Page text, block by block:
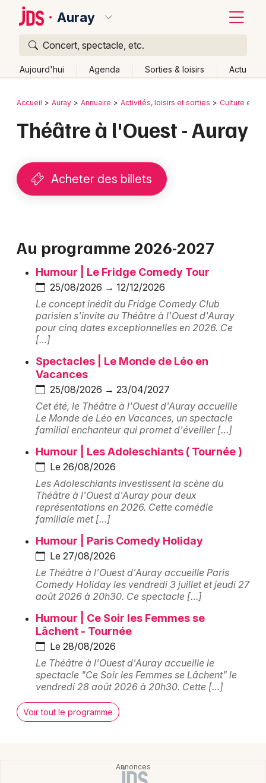
Auray
Concert, spectacle, etc.
Aujourd'hui Agenda Sorties & loisirs Actu
Publier un événement
Grands événements
Spectacles
Concerts
Sports
Soirées
Sorties famille
Expos
Sorties & loisirs
Salle de concert, spectacle en Bretagne
Newsletter des sorties
Artistes en tournée
Actus dans le Morbihan
Magazine dans le Morbihan
Choisir mes départements
Bordeaux
Lille
Lyon
Mulhouse
Montpellier
Nantes
Nice
Paris
Strasbourg
Toulouse
Toutes les villes
Retour
Accueil Auray Annuaire Activités, loisirs et sorties Culture et
Théâtre à l'Ouest - Auray
Acheter des billets
Au programme 2026-2027
Humour | Le Fridge Comedy Tour
25/08/2026 → 12/12/2026
Le concept inédit du Fridge Comedy Club
parisien s'invite au Théâtre à l'Ouest d'Auray
pour cinq dates exceptionnelles en 2026. Ce
[…]
Spectacles | Le Monde de Léo en
Vacances
25/08/2026 → 23/04/2027
Cet été, le Théâtre à l'Ouest d'Auray accueille
Le Monde de Léo en Vacances, un spectacle
familial enchanteur qui promet d'éveiller […]
Humour | Les Adoleschiants ( Tournée )
Le 26/08/2026
Les Adoleschiants investissent la scène du
Théâtre à l'Ouest d'Auray pour deux
représentations en 2026. Cette comédie
familiale met […]
Humour | Paris Comedy Holiday
Le 27/08/2026
Le Théâtre à l'Ouest d'Auray accueille Paris
Comedy Holiday les vendredi 3 juillet et jeudi 27
août 2026 à 20h30. Ce spectacle […]
Humour | Ce Soir les Femmes se
Lâchent - Tournée
Le 28/08/2026
Le Théâtre à l'Ouest d'Auray accueille le
spectacle "Ce Soir les Femmes se Lâchent" le
vendredi 28 août 2026 à 20h30. Cette […]
Voir tout le programme
Quoi ?
Où ?
Près de moi
Changer de lieu
Aujourd'hui
Demain Ce week-end